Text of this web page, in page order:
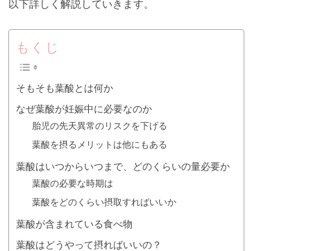
以下詳しく解説していきます。
もくじ
そもそも葉酸とは何か
なぜ葉酸が妊娠中に必要なのか
胎児の先天異常のリスクを下げる
葉酸を摂るメリットは他にもある
葉酸はいつからいつまで、どのくらいの量必要か
葉酸の必要な時期は
葉酸をどのくらい摂取すればいいか
葉酸が含まれている食べ物
葉酸はどうやって摂ればいいの？